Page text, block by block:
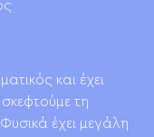
και έχει
τη
έχει μεγάλη